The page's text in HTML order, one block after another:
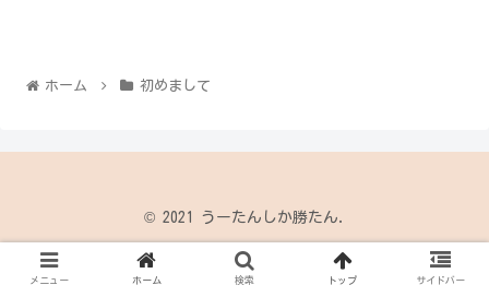
ホーム 初めまして
© 2021 うーたんしか勝たん.
メニュー ホーム 検索 トップ サイドバー